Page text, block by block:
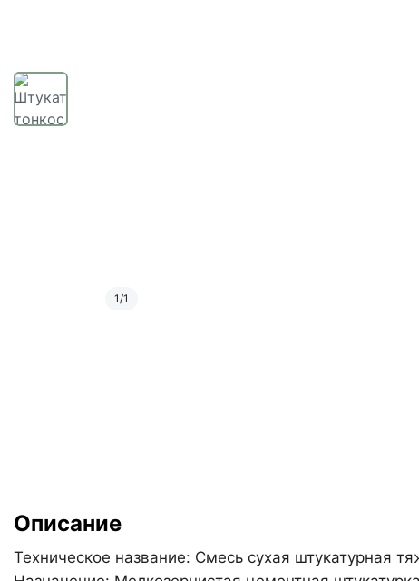
1/1
Описание
Техническое название: Смесь сухая штукатурная